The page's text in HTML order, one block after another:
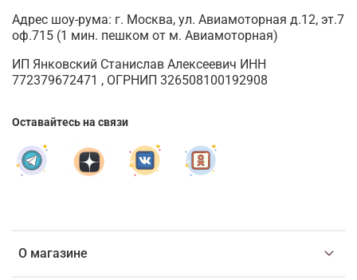
О магазине
Адрес шоу-рума: г. Москва, ул. Авиамоторная д.12, эт.7
оф.715 (1 мин. пешком от м. Авиамоторная)
ИП Янковский Станислав Алексеевич ИНН
772379672471 , ОГРНИП 326508100192908
Оставайтесь на связи